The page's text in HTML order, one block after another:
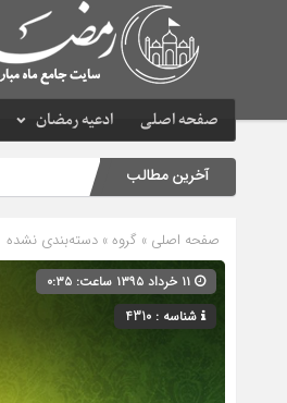
صفحه اصلی ادعیه رمضان
آخرین مطالب
صفحه اصلی » گروه » دسته‌بندی نشده
شناسه : 4310